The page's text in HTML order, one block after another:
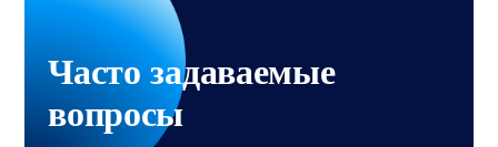
Часто задаваемые
вопросы